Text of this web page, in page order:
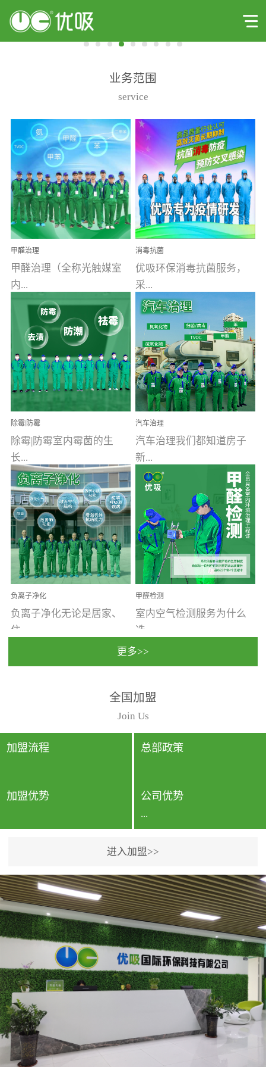
业务范围
service
甲醛治理
甲醛治理（全称光触媒室
内...
空气污染净化治理）工业
文明的进步，创造了多姿
多彩的家居产品和生活情
调，但也带来了以甲醛为
首的室内...
消毒抗菌
优吸环保消毒抗菌服务，
采...
用行业公认奥维牌消毒
液，具备杀死人体冠状病
毒的功效，杀菌率
99.99%。相对于传统消毒
液来说，无...
除霉|防霉
除霉|防霉室内霉菌的生
长...
受温度、湿度、基质养
分、通风四个条件影响，
温暖潮湿、营养物质多、
通风缓慢的空间最易滋生
大量霉菌的...
汽车治理
汽车治理我们都知道房子
新...
装修完会有甲醛，其实汽
车的甲醛超标问题更为严
重。汽车的空间范围小，
配件、皮具、装饰多，这
些都是汽...
负离子净化
负离子净化无论是居家、
住...
动，人类长时间停留的室
内空间都有整体消毒的需
要。因为空间内人流携带
的、空气...
甲醛检测
室内空气检测服务为什么
选...
行国家规定的标准检测方
法，空气采样量准确，检
测结果可靠，远胜于其他
检测...
更多>>
全国加盟
Join Us
加盟流程 总部政策
加盟优势 公司优势
...
专利保护优势、双甲资质
企业（“室内环境净化治理
甲级施工资质”“室内环境
污染治理资质等级证
书”）、拥有多名高级《环
境工程高级工程师》室内
空气治理资格认证的治理
人员、掌握室内空气净化
治理实用技术和五项专利
技术、八项计算机软件著
作权登记证书等。研发实
进入加盟>>